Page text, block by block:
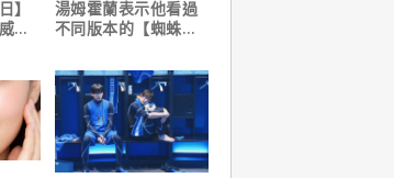
】
總
湯姆霍蘭表示他看過
不同版本的【蜘蛛
這版完全不行！